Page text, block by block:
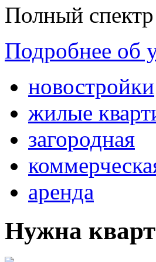
Полный спектр
Подробнее об
новостройки
жилые
загородная
аренда
Нужна